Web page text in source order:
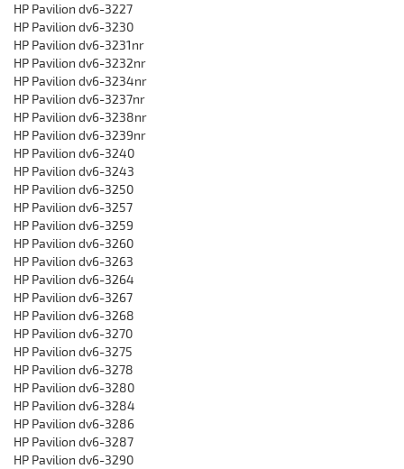
HP Pavilion dv6-3227
HP Pavilion dv6-3230
HP Pavilion dv6-3231nr
HP Pavilion dv6-3232nr
HP Pavilion dv6-3234nr
HP Pavilion dv6-3237nr
HP Pavilion dv6-3238nr
HP Pavilion dv6-3239nr
HP Pavilion dv6-3240
HP Pavilion dv6-3243
HP Pavilion dv6-3250
HP Pavilion dv6-3257
HP Pavilion dv6-3259
HP Pavilion dv6-3260
HP Pavilion dv6-3263
HP Pavilion dv6-3264
HP Pavilion dv6-3267
HP Pavilion dv6-3268
HP Pavilion dv6-3270
HP Pavilion dv6-3275
HP Pavilion dv6-3278
HP Pavilion dv6-3280
HP Pavilion dv6-3284
HP Pavilion dv6-3286
HP Pavilion dv6-3287
HP Pavilion dv6-3290